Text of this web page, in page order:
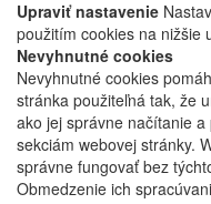
Upraviť nastavenie
použitím cookies na nižšie
Nevyhnutné cookies
Nevyhnutné cookies
stránka použiteľná tak, že
ako jej správne načítanie
sekciám webovej stránky.
správne fungovať bez
Obmedzenie ich